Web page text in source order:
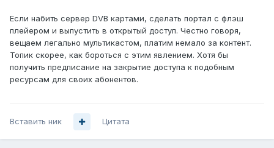
Если набить сервер DVB картами, сделать портал с флэш
плейером и выпустить в открытый доступ. Честно говоря,
вещаем легально мультикастом, платим немало за контент.
Топик скорее, как бороться с этим явлением. Хотя бы
получить предписание на закрытие доступа к подобным
ресурсам для своих абонентов.
Вставить ник Цитата